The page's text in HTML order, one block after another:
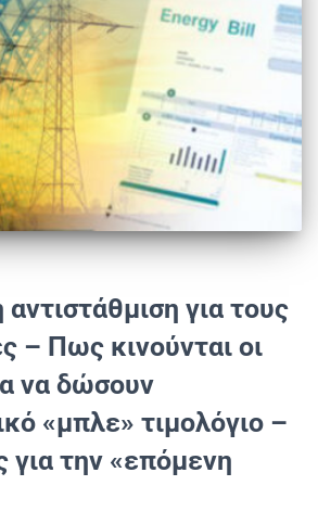
για τους
– Πως κινούνται οι
να δώσουν
«μπλε» τιμολόγιο –
για την «επόμενη